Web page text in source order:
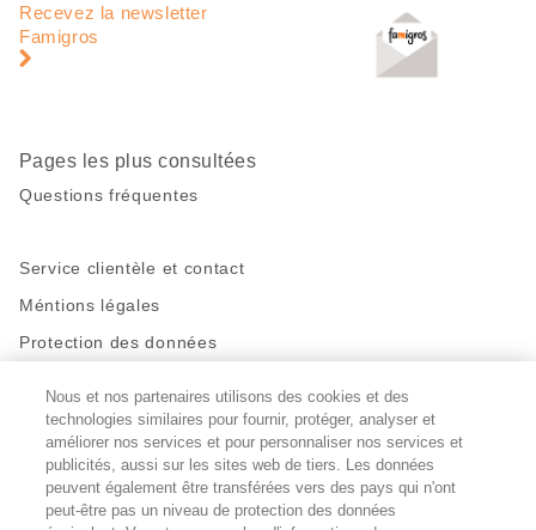
page
pied
Recevez la newsletter
Famigros
Pages les plus consultées
Questions fréquentes
Service clientèle et contact
Méntions légales
Protection des données
Restez en contact!
Facebook
http://twitter.com/migros
https://www.youtube.com/user/
PinterestInstagram
Paramètres des cookies
Nous et nos partenaires utilisons des cookies et des
technologies similaires pour fournir, protéger, analyser et
améliorer nos services et pour personnaliser nos services et
publicités, aussi sur les sites web de tiers. Les données
peuvent également être transférées vers des pays qui n'ont
peut-être pas un niveau de protection des données